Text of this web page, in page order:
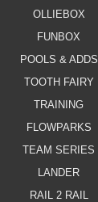
OLLIEBOX
FUNBOX
POOLS & ADDS
TOOTH FAIRY
TRAINING
FLOWPARKS
TEAM SERIES
LANDER
RAIL 2 RAIL